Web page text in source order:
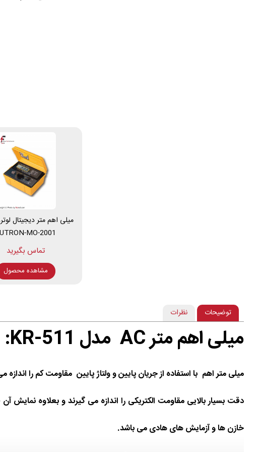
میلی اهم متر دیجیتال
MO-2001
مشاهده محصول
توضیحات نظرات
میلی اهم متر AC مدل KR-511:
میلی متر اهم با استفاده از جریان پایین و ولتاژ پایین مقاومت کم را
دقت بسیار بالایی مقاومت الکتریکی را اندازه می گیرند و بعلاوه
خازن ها و آزمایش های هادی می باشد.